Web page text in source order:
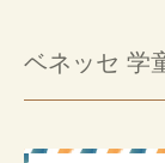
ベネッセ 学